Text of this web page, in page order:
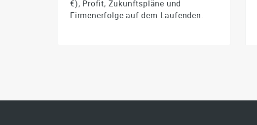
€), Profit, Zukunftspläne und
Firmenerfolge auf dem Laufenden.